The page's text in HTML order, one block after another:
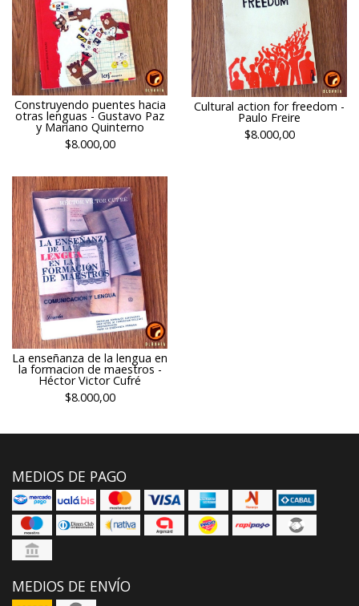
Construyendo puentes hacia
otras lenguas - Gustavo Paz
y Mariano Quinterno
$8.000,00
Cultural action for freedom -
Paulo Freire
$8.000,00
La enseñanza de la lengua en
la formacion de maestros -
Héctor Victor Cufré
$8.000,00
MEDIOS DE PAGO
MEDIOS DE ENVÍO